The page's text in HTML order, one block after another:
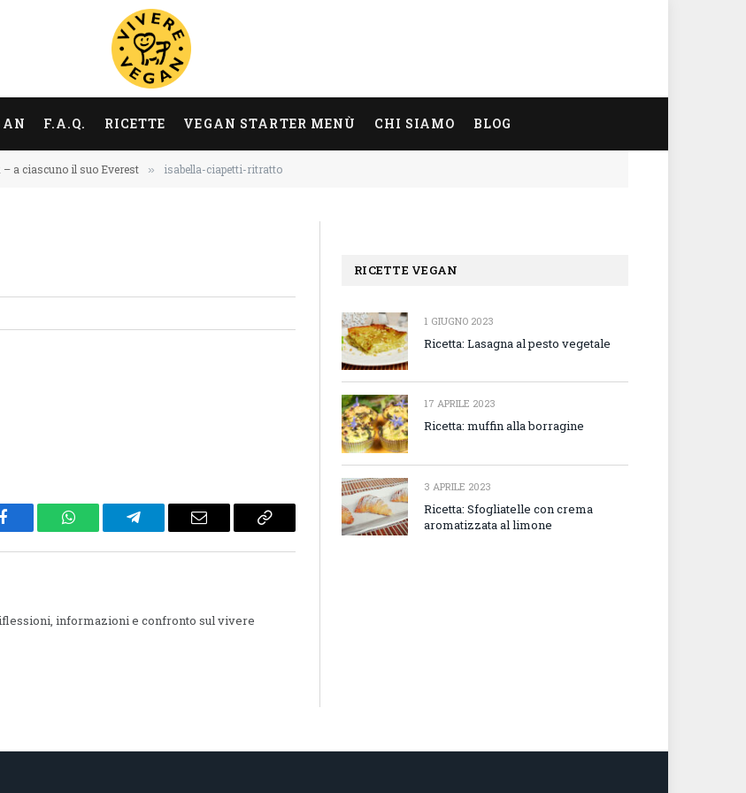
F.A.Q. RICETTE VEGAN STARTER MENÙ CHI SIAMO BLOG
– a ciascuno il suo Everest » isabella-ciapetti-ritratto
Facebook WhatsAppTelegram Email
Copy
informazioni e confronto sul vivere
RICETTE VEGAN
1 GIUGNO 2023
Ricetta: Lasagna al pesto vegetale
17 APRILE 2023
Ricetta: muffin alla borragine
3 APRILE 2023
Ricetta: Sfogliatelle con crema
aromatizzata al limone